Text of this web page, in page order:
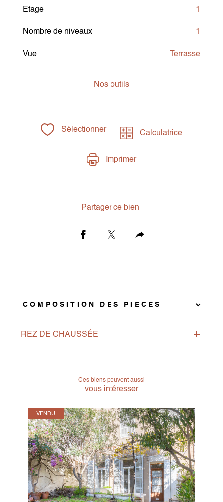
Etage 1
Nombre de niveaux 1
Vue Terrasse
Nos outils
Sélectionner Calculatrice
Imprimer
Partager ce bien
REZ DE CHAUSSÉE
Ces biens peuvent aussi
vous intéresser
VENDU